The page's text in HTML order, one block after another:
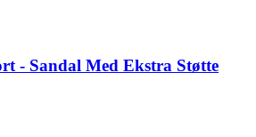
- Sandal Med Ekstra Støtte